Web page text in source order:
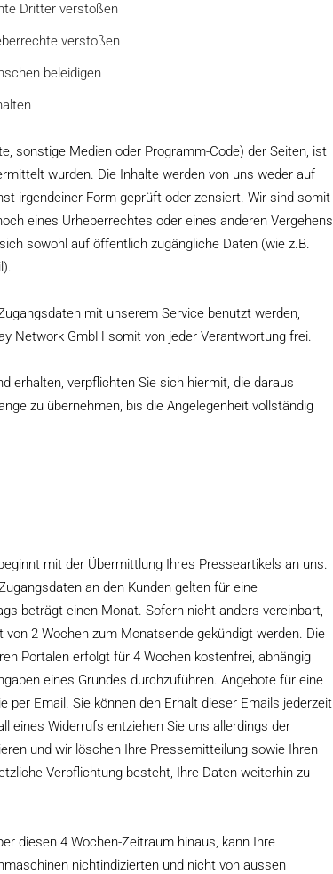
Dritter verstoßen
verstoßen
beleidigen
sonstige Medien oder Programm-Code) der Seiten, ist
wurden. Die Inhalte werden von uns weder auf
irgendeiner Form geprüft oder zensiert. Wir sind somit
eines Urheberrechtes oder eines anderen Vergehens
sowohl auf öffentlich zugängliche Daten (wie z.B.
mit unserem Service benutzt werden,
Network GmbH somit von jeder Verantwortung frei.
erhalten, verpflichten Sie sich hiermit, die daraus
zu übernehmen, bis die Angelegenheit vollständig
mit der Übermittlung Ihres Presseartikels an uns.
an den Kunden gelten für eine
beträgt einen Monat. Sofern nicht anders vereinbart,
2 Wochen zum Monatsende gekündigt werden. Die
Portalen erfolgt für 4 Wochen kostenfrei, abhängig
eines Grundes durchzuführen. Angebote für eine
per Email. Sie können den Erhalt dieser Emails jederzeit
eines Widerrufs entziehen Sie uns allerdings der
und wir löschen Ihre Pressemitteilung sowie Ihren
Verpflichtung besteht, Ihre Daten weiterhin zu
diesen 4 Wochen-Zeitraum hinaus, kann Ihre
nichtindizierten und nicht von aussen